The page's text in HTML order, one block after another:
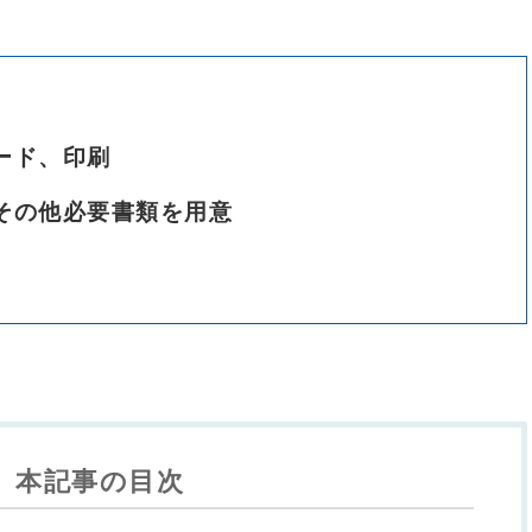
、印刷
他必要書類を用意
本記事の目次